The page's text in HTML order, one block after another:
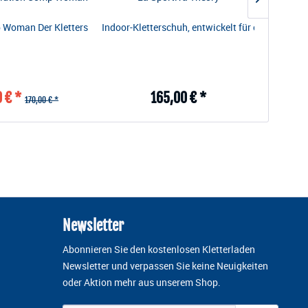
Zehenhaken im Wettkampffinale. Das Flaggschiff verfügt über
Formen der Griffe und Volumen des Indoor-Kletterns. Die
with RH rubber on the sole, meaning it offers climbers the perfect
Der Kletterschuh für maximale Leistung imWettkampf,
€ * 170,00 € *
Indoor-Kletterschuh, entwickelt für eine
165,00 € *
Newsletter
Abonnieren Sie den kostenlosen Kletterladen
Newsletter und verpassen Sie keine Neuigkeiten
oder Aktion mehr aus unserem Shop.